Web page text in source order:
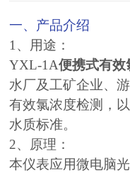
一、产品介绍
1、用途：
YXL-1A便携式有效
水厂及工矿企业、
有效氯浓度检测，
水质标准。
2、原理：
本仪表应用微电脑